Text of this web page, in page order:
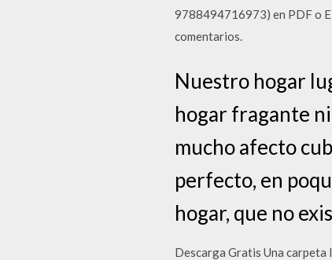
9788494716973) en PDF o
comentarios.
Nuestro hogar
hogar fragante
mucho afecto
perfecto, en
hogar, que no
Descarga Gratis Una carpeta